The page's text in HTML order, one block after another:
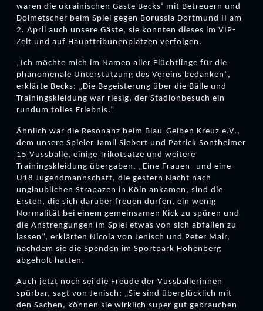
waren die ukrainischen Gäste Becks‘ mit Betreuern und
Dolmetscher beim Spiel gegen Borussia Dortmund II am
2. April auch unsere Gäste, sie konnten dieses im VIP-
Zelt und auf Haupttribünenplätzen verfolgen.
„Ich möchte mich im Namen aller Flüchtlinge für die
phänomenale Unterstützung des Vereins bedanken“,
erklärte Becks: „Die Begeisterung über die Bälle und
Trainingskleidung war riesig, der Stadionbesuch ein
rundum tolles Erlebnis.“
Ähnlich war die Resonanz beim Blau-Gelben Kreuz e.V.,
dem unsere Spieler Jamil Siebert und Patrick Sontheimer
15 Vussbälle, einige Trikotsätze und weitere
Trainingskleidung übergaben. „Eine Frauen- und eine
U18 Jugendmannschaft, die gestern Nacht nach
unglaublichen Strapazen in Köln ankamen, sind die
Ersten, die sich darüber freuen dürfen, ein wenig
Normalität bei einem gemeinsamen Kick zu spüren und
die Anstrengungen im Spiel etwas von sich abfallen zu
lassen“, erklärten Nicola von Jenisch und Peter Mair,
nachdem sie die Spenden im Sportpark Höhenberg
abgeholt hatten.
Auch jetzt noch sei die Freude der Vussballerinnen
spürbar, sagt von Jenisch: „Sie sind überglücklich mit
den Sachen, können sie wirklich super gut gebrauchen